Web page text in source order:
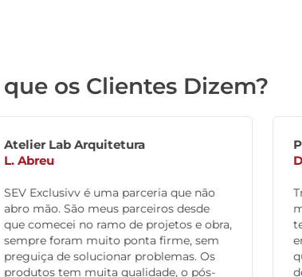
que os Clientes Dizem?
Plano 1 Arquitetura
Denis C.
Trabalho com a SEV Exclusivv há pelo
menos 4 anos no ramo corporativo,
temos obtido ótimos resultados na
entrega final e na atenção ao pós obra
que é muito importante.A Flexibilidade
de se adaptar a cada projeto, a atenção